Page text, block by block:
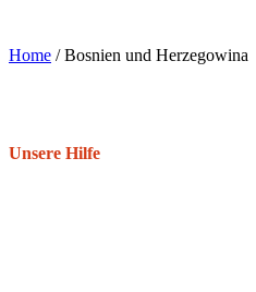
Home /Bosnien und Herzegowina
Unsere Hilfe